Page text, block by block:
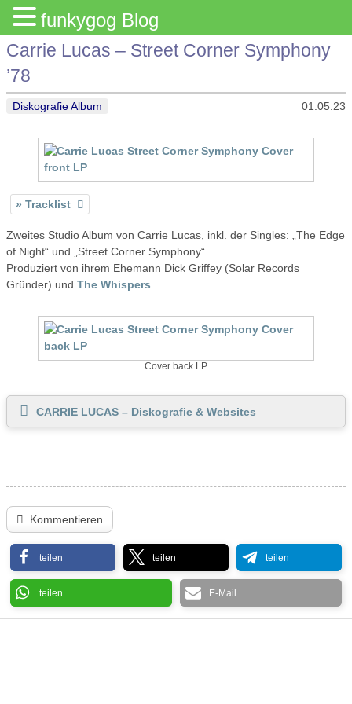
Carrie Lucas – Street Corner Symphony
’78
Diskografie Album 01.05.23
Tracklist
Zweites Studio Album von Carrie Lucas, inkl. der Singles: „The Edge
of Night“ und „Street Corner Symphony“.
Produziert von ihrem Ehemann Dick Griffey (Solar Records
Gründer) und The Whispers
Cover back LP
CARRIE LUCAS – Diskografie & Websites
Kommentieren
teilen teilen teilen
teilen E-Mail
funkygog Blog